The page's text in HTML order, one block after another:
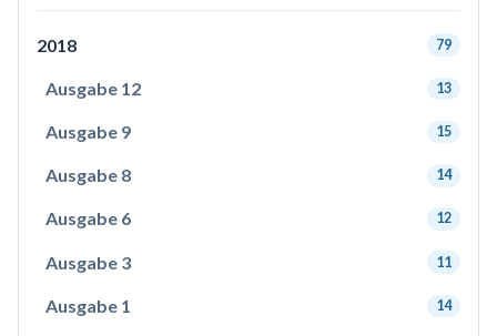
2018 79
Ausgabe 12 13
Ausgabe 9 15
Ausgabe 8 14
Ausgabe 6 12
Ausgabe 3 11
Ausgabe 1 14